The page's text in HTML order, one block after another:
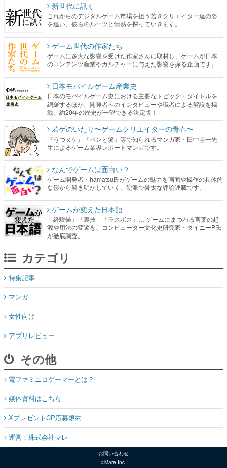
新世代に訊く
これからのデジタルゲーム市場を担う若きクリエイター達の姿
を追い、彼らのルーツと情熱を探っていきます。
ゲーム世代の作家たち
ゲームに多大な影響を受けた作家さんに取材し、ゲームが日本
のコンテンツ産業やカルチャーに与えた影響を探る企画です。
日本モバイルゲーム産業史
日本のモバイルゲーム史における主要なトピック・タイトルを
網羅するほか、開発者へのインタビューや識者による解説を掲
載。約20年の歴史が一望できる決定版！
若ゲのいたり〜ゲームクリエイターの青春〜
『うつヌケ』『ペンと箸』等で知られるマンガ家・田中圭一先
生によるゲーム業界レポートマンガです。
なんでゲームは面白い？
ゲーム開発者・hamatsu氏がゲームの魅力を画面や操作の具体的
な形から解き明かしていく、硬派で骨太な評論連載です。
ゲームが変えた日本語
「経験値」「裏技」「ラスボス」… ゲームにまつわる言葉の起
源や用法の変遷を、コンピューター文化史研究家・タイニーP氏
が徹底調査。
カテゴリ
特集記事
マンガ
女性向け
アプリレビュー
その他
電ファミニコゲーマーとは？
媒体資料はこちら
XプレゼントCP応募規約
運営：株式会社マレ
お問い合わせ
©Mare Inc.